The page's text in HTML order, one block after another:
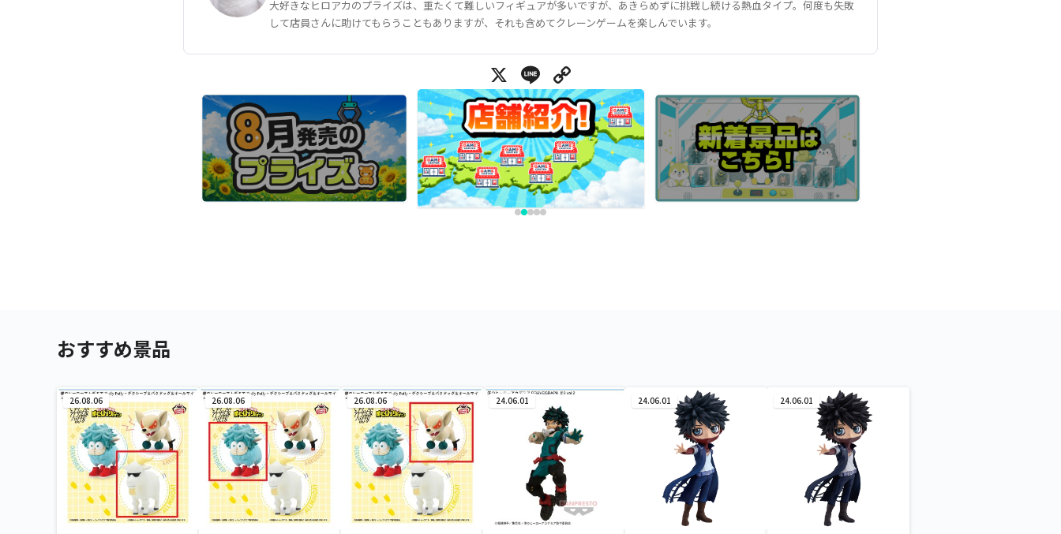
大好きなヒロアカのプライズは、重たくて難しいフィギュアが多いですが、あきらめずに挑戦し続ける熱血タイプ。何度も失敗
して店員さんに助けてもらうこともありますが、それも含めてクレーンゲームを楽しんでいます。
X Line
おすすめ景品
26.08.06 26.08.06 26.08.06 24.06.01 24.06.01 24.06.01